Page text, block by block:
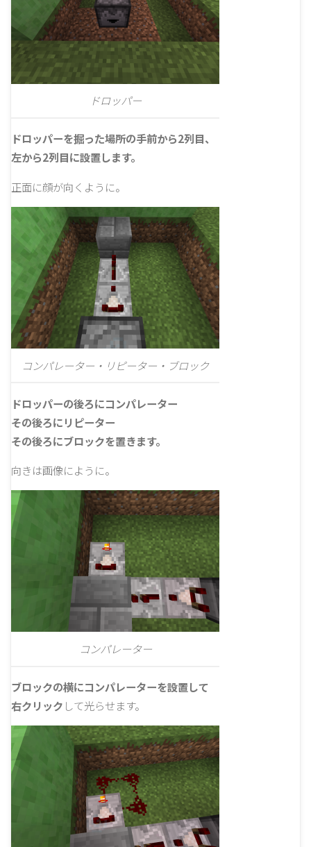
ドロッパー
ドロッパーを掘った場所の手前から2列目、
左から2列目に設置します。
正面に顔が向くように。
コンパレーター・リピーター・ブロック
ドロッパーの後ろにコンパレーター
その後ろにリピーター
その後ろにブロックを置きます。
向きは画像にように。
コンパレーター
ブロックの横にコンパレーターを設置して
右クリック して光らせます。